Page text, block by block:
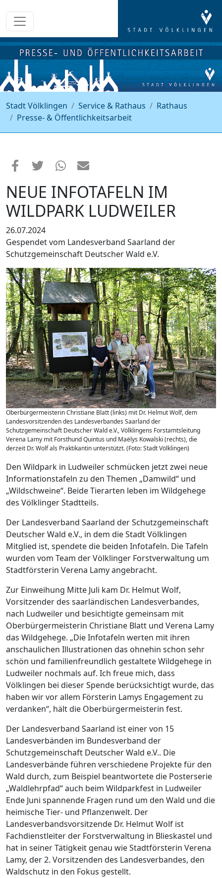
Stadt Völklingen Service & Rathaus
Rathaus
Presse- & Öffentlichkeitsarbeit
NEUE INFOTAFELN IM
WILDPARK LUDWEILER
26.07.2024
Gespendet vom Landesverband Saarland der
Schutzgemeinschaft Deutscher Wald e.V.
Oberbürgermeisterin Christiane Blatt (links) mit Dr. Helmut Wolf, dem
Landesvorsitzenden des Landesverbandes Saarland der
Schutzgemeinschaft Deutscher Wald e.V., Völklingens Forstamtsleitung
Verena Lamy mit Forsthund Quintus und Maëlys Kowalski (rechts), die
derzeit Dr. Wolf als Praktikantin unterstützt. (Foto: Stadt Völklingen)
Den Wildpark in Ludweiler schmücken jetzt zwei neue
Informationstafeln zu den Themen „Damwild“ und
„Wildschweine“. Beide Tierarten leben im Wildgehege
des Völklinger Stadtteils.
Der Landesverband Saarland der Schutzgemeinschaft
Deutscher Wald e.V., in dem die Stadt Völklingen
Mitglied ist, spendete die beiden Infotafeln. Die Tafeln
wurden vom Team der Völklinger Forstverwaltung um
Stadtförsterin Verena Lamy angebracht.
Zur Einweihung Mitte Juli kam Dr. Helmut Wolf,
Vorsitzender des saarländischen Landesverbandes,
nach Ludweiler und besichtigte gemeinsam mit
Oberbürgermeisterin Christiane Blatt und Verena Lamy
das Wildgehege. „Die Infotafeln werten mit ihren
anschaulichen Illustrationen das ohnehin schon sehr
schön und familienfreundlich gestaltete Wildgehege in
Ludweiler nochmals auf. Ich freue mich, dass
Völklingen bei dieser Spende berücksichtigt wurde, das
haben wir vor allem Försterin Lamys Engagement zu
verdanken“, hält die Oberbürgermeisterin fest.
Der Landesverband Saarland ist einer von 15
Landesverbänden im Bundesverband der
Schutzgemeinschaft Deutscher Wald e.V.. Die
Landesverbände führen verschiedene Projekte für den
Wald durch, zum Beispiel beantwortete die Posterserie
„Waldlehrpfad“ auch beim Wildparkfest in Ludweiler
Ende Juni spannende Fragen rund um den Wald und die
heimische Tier- und Pflanzenwelt. Der
Landesverbandsvorsitzende Dr. Helmut Wolf ist
Fachdienstleiter der Forstverwaltung in Blieskastel und
hat in seiner Tätigkeit genau wie Stadtförsterin Verena
Lamy, der 2. Vorsitzenden des Landesverbandes, den
Waldschutz in den Fokus gestellt.